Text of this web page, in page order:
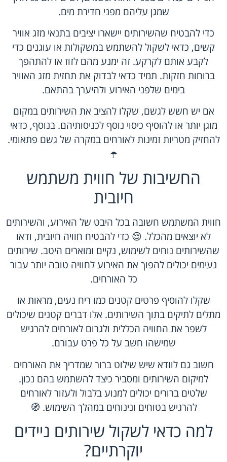
שמגן עליהם מפני חדירת מים.
כדי להבטיח שהשירותים יישארו יציבים בתנאי מזג אוויר
קשים, כדאי לשקול להשתמש במשקולות או עוגנים כדי
לקבע אותם לקרקע. זה ימנע מהם לזוז או להתהפך
ברוחות חזקות. תמיד כדאי לבדוק את תחזית מזג האוויר
בימים שלפני האירוע ולהיערך בהתאם.
אם יש חשש לגשם, שקלו להציב את השירותים במקום
מוגן יותר או להוסיף כיסוי נוסף לכניסותיהם. בנוסף, כדאי
להחזיק מטריות זמינות לאורחים במקרה של גשם פתאומי.
☂️
החשיבות של חווית משתמש
חיובית
חווית המשתמש חשובה בכל היבט של האירוע, והשירותים
לא יוצאים מהכלל. 😌 כדי להבטיח חוויה חיובית, ודאו
שהשירותים נוחים לשימוש, נקיים ומוארים היטב. שירותים
נעימים יכולים להפוך את האירוע לחוויה טובה יותר עבור
כל האורחים.
שקלו להוסיף פרטים קטנים כמו ריח נעים, מראות או
מתלים לתיקים בתוך השירותים. אלו דברים קטנים שיכולים
לשפר את החוויה הכללית ולגרום לאורחים להרגיש
שמישהו חשב על כל פרט עבורם.
חשוב גם לוודא שיש שילוט ברור שמדריך את האורחים
למיקום השירותים ומסביר כיצד להשתמש בהם נכון.
שלטים ברורים יכולים למנוע בלבול ולעזור לאורחים
להרגיש בטוחים ונינוחים במהלך השימוש. 🧭
למה כדאי לשקול שירותים ניידים
יוקרתיים?